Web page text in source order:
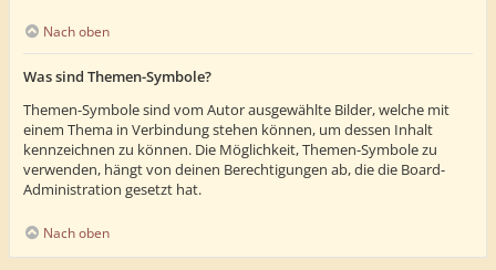
Nach oben
Was sind Themen-Symbole?
Themen-Symbole sind vom Autor ausgewählte Bilder, welche mit
einem Thema in Verbindung stehen können, um dessen Inhalt
kennzeichnen zu können. Die Möglichkeit, Themen-Symbole zu
verwenden, hängt von deinen Berechtigungen ab, die die Board-
Administration gesetzt hat.
Nach oben